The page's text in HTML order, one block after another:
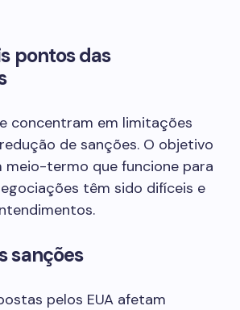
pontos das
concentram em limitações
de sanções. O objetivo
meio-termo que funcione para
têm sido difíceis e
sanções
pelos EUA afetam